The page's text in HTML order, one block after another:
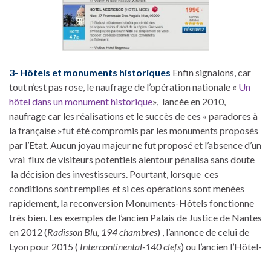
3- Hôtels et monuments historiques Enfin signalons, car
tout n’est pas rose, le naufrage de l’opération nationale « Un
hôtel dans un monument historique», lancée en 2010,
naufrage car les réalisations et le succès de ces « paradores à
la française »fut été compromis par les monuments proposés
par l’Etat. Aucun joyau majeur ne fut proposé et l’absence d’un
vrai flux de visiteurs potentiels alentour pénalisa sans doute
la décision des investisseurs. Pourtant, lorsque ces
conditions sont remplies et si ces opérations sont menées
rapidement, la reconversion Monuments-Hôtels fonctionne
très bien. Les exemples de l’ancien Palais de Justice de Nantes
en 2012 (Radisson Blu, 194 chambres) , l’annonce de celui de
Lyon pour 2015 ( Intercontinental-140 clefs) ou l’ancien l’Hôtel-